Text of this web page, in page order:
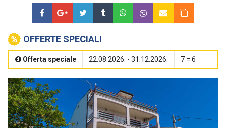
OFFERTE SPECIALI
Offerta speciale 22.08.2026. - 31.12.2026. 7 = 6